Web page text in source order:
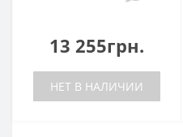
13 255грн.
НЕТ В НАЛИЧИИ